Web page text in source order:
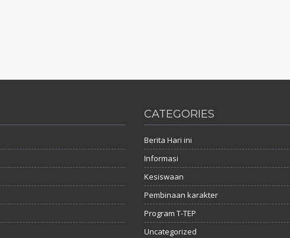
CATEGORIES
Berita Hari ini
Informasi
Kesiswaan
Pembinaan karakter
Program T-TEP
Uncategorized